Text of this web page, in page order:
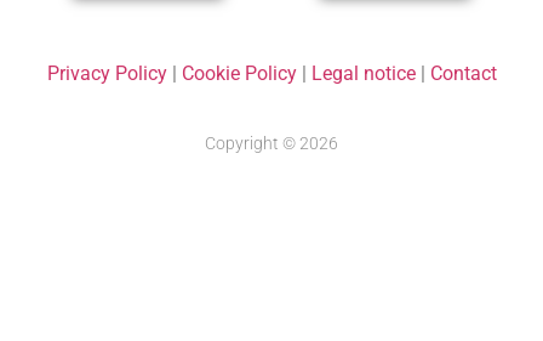
Privacy Policy| Cookie Policy| Legal notice| Contact
Copyright © 2026